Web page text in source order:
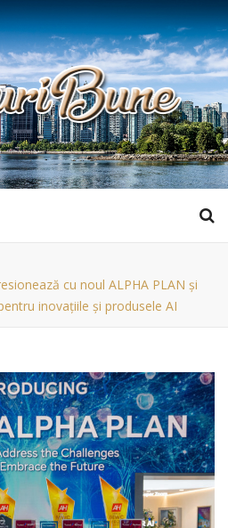
cu noul ALPHA PLAN și
inovațiile și produsele AI